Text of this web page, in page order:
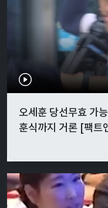
오세훈 당선무효 가
훈식까지 거론 [팩트